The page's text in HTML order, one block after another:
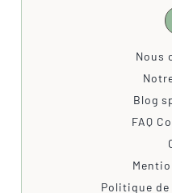
Nous
Blog
FAQ
Politique